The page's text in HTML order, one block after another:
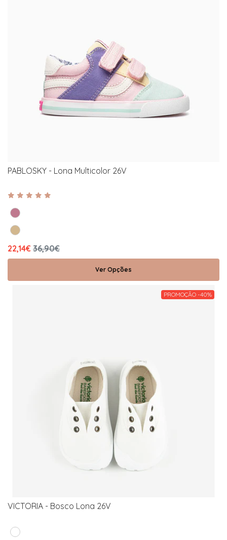
PABLOSKY - Lona Multicolor 26V
22,14€ 36,90€
Ver Opções
PROMOÇÃO -40%
VICTORIA - Bosco Lona 26V